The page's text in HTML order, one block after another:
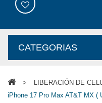
CATEGORIAS
> LIBERACIÓN DE
iPhone 17 Pro Max AT&T MX (